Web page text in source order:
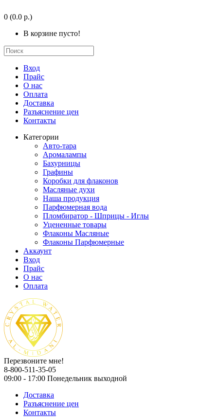
0 (0.0 р.)
В корзине пусто!
Вход
Прайс
О нас
Оплата
Доставка
Разъяснение цен
Контакты
Категории
Авто-тара
Аромалампы
Бахурницы
Графины
Коробки для флаконов
Масляные духи
Наша продукция
Парфюмерная вода
Пломбиратор - Шприцы - Иглы
Уцененные товары
Флаконы Масляные
Флаконы Парфюмерные
Аккаунт
Вход
Прайс
О нас
Оплата
Перезвоните мне!
8-800-511-35-05
09:00 - 17:00 Понедельник выходной
Доставка
Разъяснение цен
Контакты